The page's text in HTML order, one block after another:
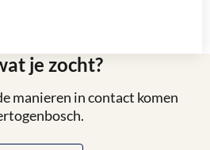
je zocht?
manieren in contact komen